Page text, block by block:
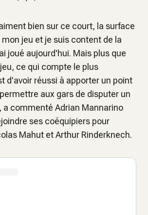
bien sur ce court, la surface
jeu et je suis content de la
joué aujourd'hui. Mais plus que
ce qui compte le plus
d'avoir réussi à apporter un point
aux gars de disputer un
a commenté Adrian Mannarino
ses coéquipiers pour
Mahut et Arthur Rinderknech.